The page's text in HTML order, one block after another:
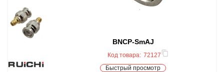
BNCP-SmAJ
Код товара: 72127
Быстрый просмотр